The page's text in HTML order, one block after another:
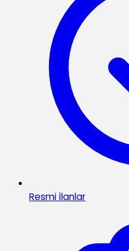
Resmi İlanlar